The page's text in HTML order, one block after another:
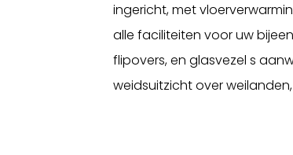
ingericht, met
alle faciliteiten voor uw
flipovers, en glasvezel s
weidsuitzicht over